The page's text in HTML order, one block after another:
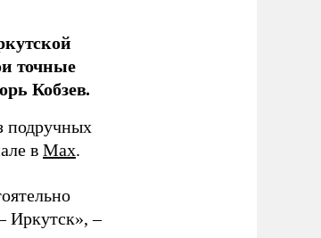
точные
Кобзев.
подручных
в Max.
Иркутск», –